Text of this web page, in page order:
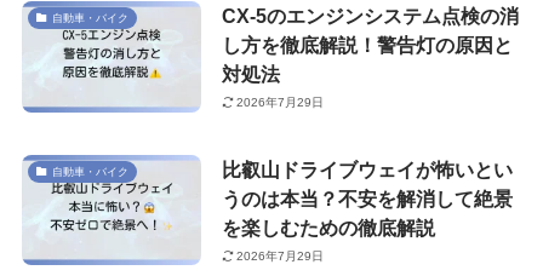
自動車・バイク
CX-5のエンジンシステム点検の消
し方を徹底解説！警告灯の原因と
対処法
2026年7月29日
自動車・バイク
比叡山ドライブウェイが怖いとい
うのは本当？不安を解消して絶景
を楽しむための徹底解説
2026年7月29日